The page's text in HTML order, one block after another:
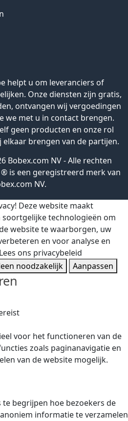
helpt u om leveranciers of
Onze diensten zijn gratis,
ontvangen wij vergoedingen
we met u in contact brengen.
geen producten en onze rol
brengen van de partijen.
Bobex.com NV - Alle rechten
is een geregistreerd merk van
NV.
Deze website maakt
soortgelijke technologieën om
website te waarborgen, uw
en voor analyse en
Lees ons privacybeleid
noodzakelijk Aanpassen
voor het functioneren van de
zoals paginanavigatie en
van de website mogelijk.
te begrijpen hoe bezoekers de
informatie te verzamelen